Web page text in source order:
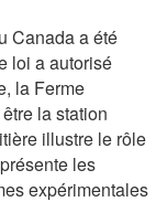
Canada a été
loi a autorisé
la Ferme
la station
illustre le rôle
les
expérimentales